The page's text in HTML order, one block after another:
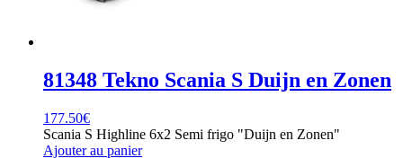
81348 Tekno Scania S Duijn en Zonen
177.50€
Scania S Highline 6x2 Semi frigo "Duijn en Zonen"
Ajouter au panier